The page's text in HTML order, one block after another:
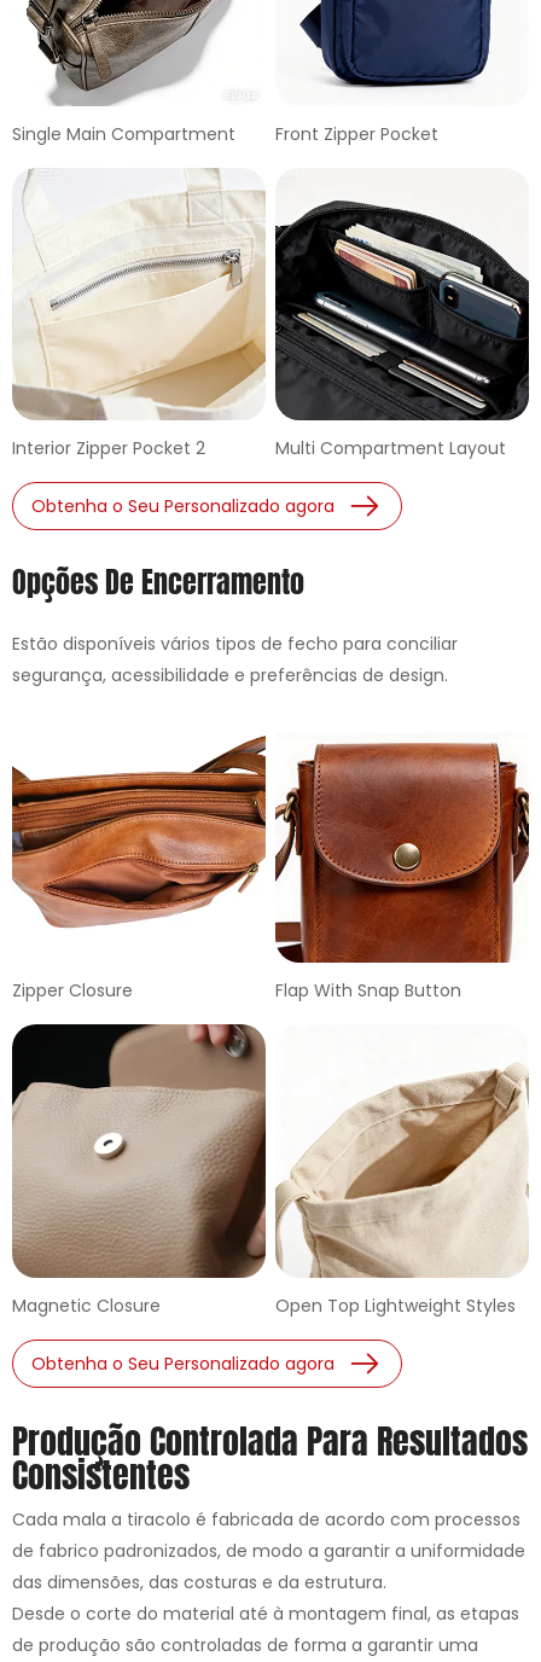
Single Main Compartment Front Zipper Pocket
Interior Zipper Pocket 2 Multi Compartment Layout
Obtenha o Seu Personalizado agora
Opções De Encerramento
Estão disponíveis vários tipos de fecho para conciliar
segurança, acessibilidade e preferências de design.
Zipper Closure Flap With Snap Button
Magnetic Closure Open Top Lightweight Styles
Obtenha o Seu Personalizado agora
Produção Controlada Para Resultados
Consistentes
Cada mala a tiracolo é fabricada de acordo com processos
de fabrico padronizados, de modo a garantir a uniformidade
das dimensões, das costuras e da estrutura.
Desde o corte do material até à montagem final, as etapas
de produção são controladas de forma a garantir uma